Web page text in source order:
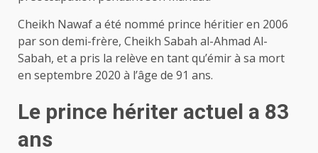
Cheikh Nawaf a été nommé prince héritier en 2006
par son demi-frère, Cheikh Sabah al-Ahmad Al-
Sabah, et a pris la relève en tant qu’émir à sa mort
en septembre 2020 à l’âge de 91 ans.
Le prince hériter actuel a 83
ans